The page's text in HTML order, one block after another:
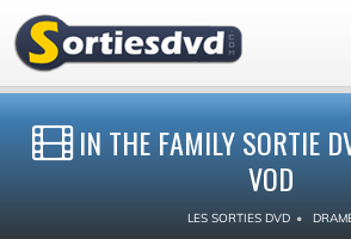
IN THE FAMILY SORTIE
VOD
LES SORTIES DVD